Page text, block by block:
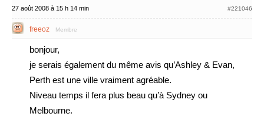
27 août 2008 à 15 h 14 min #221046
freeoz Membre
bonjour,
je serais également du même avis qu’Ashley & Evan,
Perth est une ville vraiment agréable.
Niveau temps il fera plus beau qu’à Sydney ou
Melbourne.